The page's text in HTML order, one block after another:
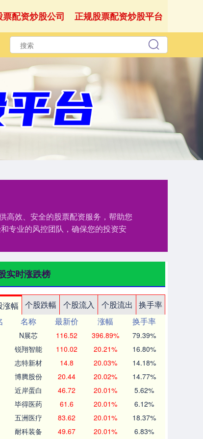
票配资炒股公司 正规股票配资炒股平台
高效、安全的股票配资服务，帮助您
专业的风控团队，确保您的投资安
实时涨跌榜
涨幅 个股跌幅 个股流入 个股流出
换手率
名称 最新价 涨幅
换手率
N展芯 116.52 396.89% 79.39%
锐翔智能 110.02 20.21% 16.80%
志特新材 14.8 20.03% 14.18%
博腾股份 20.44 20.02% 14.77%
近岸蛋白 46.72 20.01% 5.62%
毕得医药 61.6 20.01% 6.12%
五洲医疗 83.62 20.01% 18.37%
耐科装备 49.67 20.01% 6.83%